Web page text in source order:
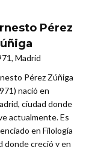
Pérez
Madrid
Pérez Zúñiga
nació en
ciudad donde
actualmente. Es
en Filología
donde creció y en